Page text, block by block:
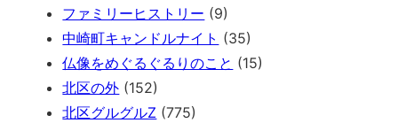
ファミリーヒストリー (9)
中崎町キャンドルナイト (35)
仏像をめぐるぐるりのこと (15)
北区の外 (152)
北区グルグルZ (775)